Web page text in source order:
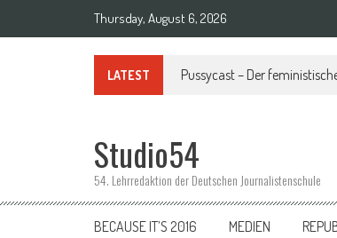
Thursday, August 6, 2026
LATEST Podcast | Remix – Das
Studio54
54. Lehrredaktion der Deutschen Journalistenschule
BECAUSE IT’S 2016 MEDIEN